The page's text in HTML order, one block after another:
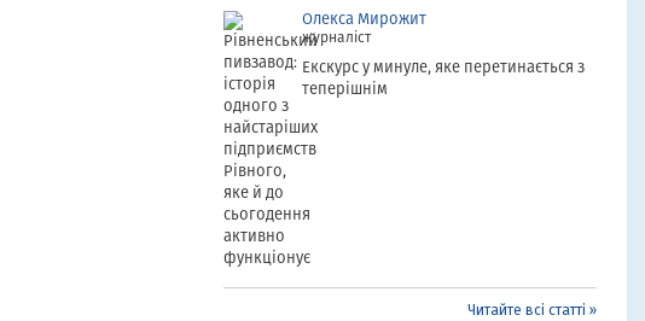
Олекса Мирожит
журналіст
Екскурс у минуле, яке перетинається з
теперішнім
Читайте всі статті »